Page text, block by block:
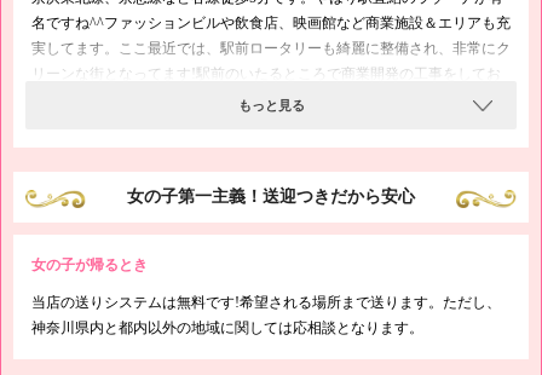
名ですね^^ファッションビルや飲食店、映画館など商業施設＆エリアも充
実してます。ここ最近では、駅前ロータリーも綺麗に整備され、非常にク
リーンな街となってます!駅前のいたるところで商業開発の工事をしてお
りますので、これからどんどん大きな街になっていきますよ^^また、マン
す!ぜひ一度店内見学だけでもいらっしゃってください!
もっと見る
女の子第一主義！送迎つきだから安心
女の子が帰るとき
当店の送りシステムは無料です!希望される場所まで送ります。ただし、
神奈川県内と都内以外の地域に関しては応相談となります。